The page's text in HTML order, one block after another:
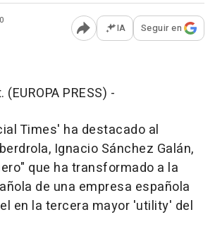
Abrir opciones para
IA Seguir en
PRESS) -
Times' ha destacado al
Ignacio Sánchez Galán,
que ha transformado a la
de una empresa española
en la tercera mayor 'utility' del